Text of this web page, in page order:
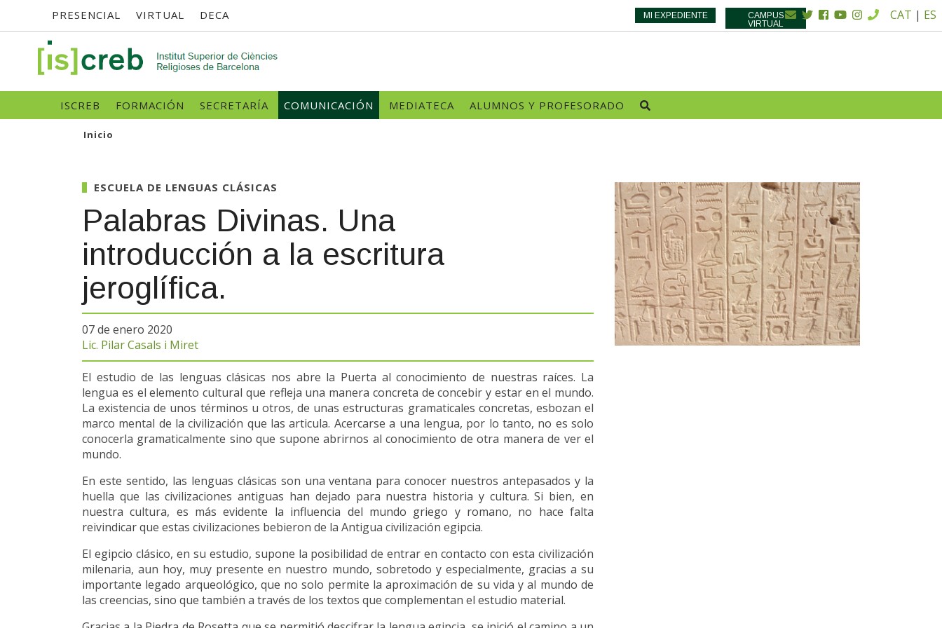
contenido
principal
Menú
superior
SK
PRESENCIAL VIRTUAL DECA MI EXPEDIENTE
CAMPUS
VIRTUAL
CAT | ES
Navegació
principal
ISCREB FORMACIÓN SECRETARÍA COMUNICACIÓN MEDIATECA ALUMNOS Y PROFESORADO
Inicio
ESCUELA DE LENGUAS CLÁSICAS
Palabras Divinas. Una
introducción a la escritura
jeroglífica.
07 de enero 2020
Lic. Pilar Casals i Miret
El estudio de las lenguas clásicas nos abre la Puerta al conocimiento de nuestras raíces. La
lengua es el elemento cultural que refleja una manera concreta de concebir y estar en el mundo.
La existencia de unos términos u otros, de unas estructuras gramaticales concretas, esbozan el
marco mental de la civilización que las articula. Acercarse a una lengua, por lo tanto, no es solo
conocerla gramaticalmente sino que supone abrirnos al conocimiento de otra manera de ver el
mundo.
En este sentido, las lenguas clásicas son una ventana para conocer nuestros antepasados y la
huella que las civilizaciones antiguas han dejado para nuestra historia y cultura. Si bien, en
nuestra cultura, es más evidente la influencia del mundo griego y romano, no hace falta
reivindicar que estas civilizaciones bebieron de la Antigua civilización egipcia.
El egipcio clásico, en su estudio, supone la posibilidad de entrar en contacto con esta civilización
milenaria, aun hoy, muy presente en nuestro mundo, sobretodo y especialmente, gracias a su
importante legado arqueológico, que no solo permite la aproximación de su vida y al mundo de
las creencias, sino que también a través de los textos que complementan el estudio material.